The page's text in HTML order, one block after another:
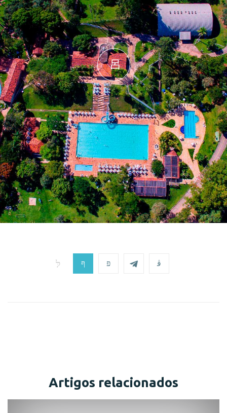
Artigos relacionados
Comunicado